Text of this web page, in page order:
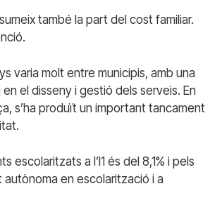
també la part del cost familiar.
varia molt entre municipis, amb una
el disseny i gestió dels serveis. En
s’ha produït un important tancament
escolaritzats a l’I1 és del 8,1% i pels
autònoma en escolarització i a